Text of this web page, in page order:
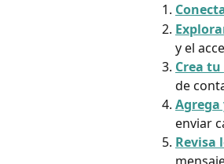
y el
Crea
de
enviar
Revisa